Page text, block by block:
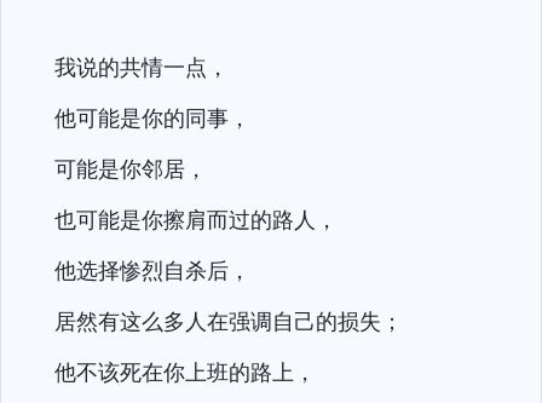
我说的共情一点，
他可能是你的同事，
可能是你邻居，
也可能是你擦肩而过的路人，
他选择惨烈自杀后，
居然有这么多人在强调自己的损失；
他不该死在你上班的路上，